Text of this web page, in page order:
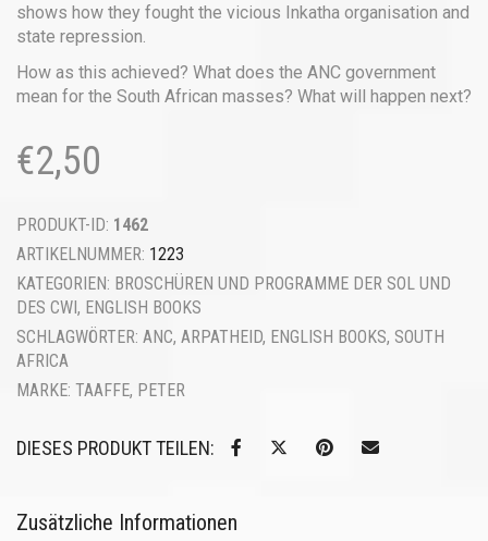
shows how they fought the vicious Inkatha organisation and
state repression.
How as this achieved? What does the ANC government
mean for the South African masses? What will happen next?
€2,50
PRODUKT-ID: 1462
ARTIKELNUMMER: 1223
KATEGORIEN: BROSCHÜREN UND PROGRAMME DER SOL UND
DES CWI, ENGLISH BOOKS
SCHLAGWÖRTER: ANC, ARPATHEID, ENGLISH BOOKS, SOUTH
AFRICA
MARKE: TAAFFE, PETER
DIESES PRODUKT TEILEN:
Zusätzliche Informationen